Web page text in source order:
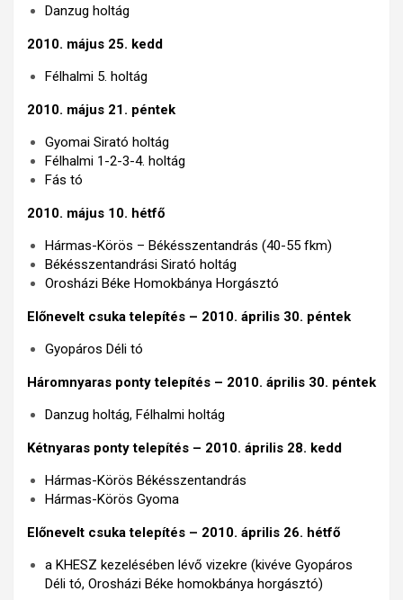
Danzug holtág
2010. május 25. kedd
Félhalmi 5. holtág
2010. május 21. péntek
Gyomai Sirató holtág
Félhalmi 1-2-3-4. holtág
Fás tó
2010. május 10. hétfő
Hármas-Körös – Békésszentandrás (40-55 fkm)
Békésszentandrási Sirató holtág
Orosházi Béke Homokbánya Horgásztó
Előnevelt csuka telepítés – 2010. április 30. péntek
Gyopáros Déli tó
Háromnyaras ponty telepítés – 2010. április 30. péntek
Danzug holtág, Félhalmi holtág
Kétnyaras ponty telepítés – 2010. április 28. kedd
Hármas-Körös Békésszentandrás
Hármas-Körös Gyoma
Előnevelt csuka telepítés – 2010. április 26. hétfő
a KHESZ kezelésében lévő vizekre (kivéve Gyopáros
Déli tó, Orosházi Béke homokbánya horgásztó)